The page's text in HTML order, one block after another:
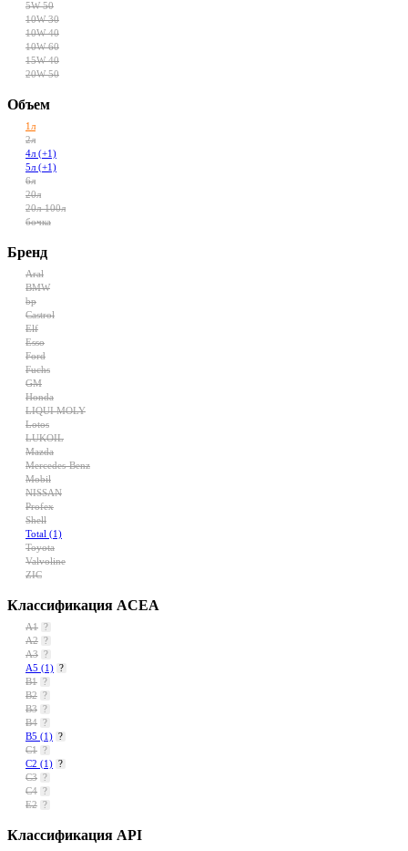
5W-50
10W-30
10W-40
10W-60
15W-40
20W-50
Объем
1л
2л
4л (+1)
5л (+1)
6л
20л
20л-100л
бочка
Бренд
Aral
BMW
bp
Castrol
Elf
Esso
Ford
Fuchs
GM
Honda
LIQUI MOLY
Lotos
LUKOIL
Mazda
Mercedes-Benz
Mobil
NISSAN
Profex
Shell
Total (1)
Toyota
Valvoline
ZIC
Классификация ACEA
A1 ?
A2 ?
A3 ?
A5 (1) ?
B1 ?
B2 ?
B3 ?
B4 ?
B5 (1) ?
C1 ?
C2 (1) ?
C3 ?
C4 ?
E2 ?
Классификация API